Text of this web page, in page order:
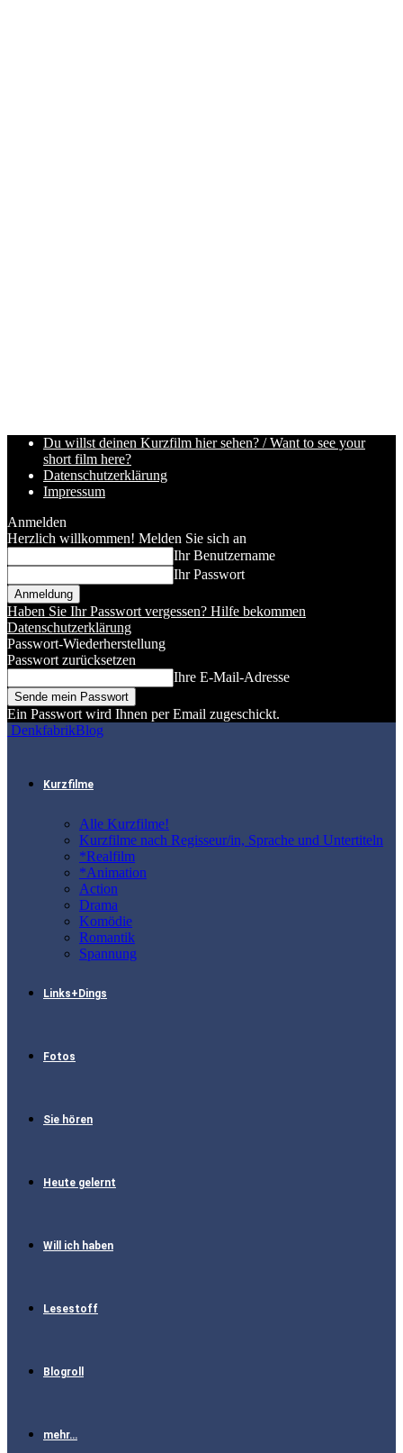
Du willst deinen Kurzfilm hier sehen? / Want to see your
short film here?
Datenschutzerklärung
Impressum
Anmelden
Herzlich willkommen! Melden Sie sich an
Ihr Benutzername
Ihr Passwort
Haben Sie Ihr Passwort vergessen? Hilfe bekommen
Datenschutzerklärung
Passwort-Wiederherstellung
Passwort zurücksetzen
Ihre E-Mail-Adresse
Ein Passwort wird Ihnen per Email zugeschickt.
DenkfabrikBlog
Kurzfilme
Alle Kurzfilme!
Kurzfilme nach Regisseur/in, Sprache und Untertiteln
*Realfilm
*Animation
Action
Drama
Komödie
Romantik
Spannung
Links+Dings
Fotos
Sie hören
Heute gelernt
Will ich haben
Lesestoff
Blogroll
mehr…